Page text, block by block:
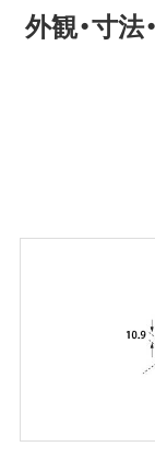
外観・寸